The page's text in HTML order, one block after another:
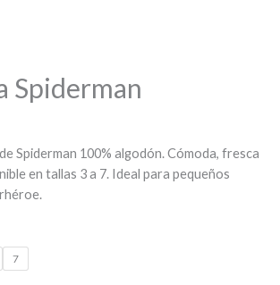
Spiderman
Spiderman 100% algodón. Cómoda, fresca
en tallas 3 a 7. Ideal para pequeños
7